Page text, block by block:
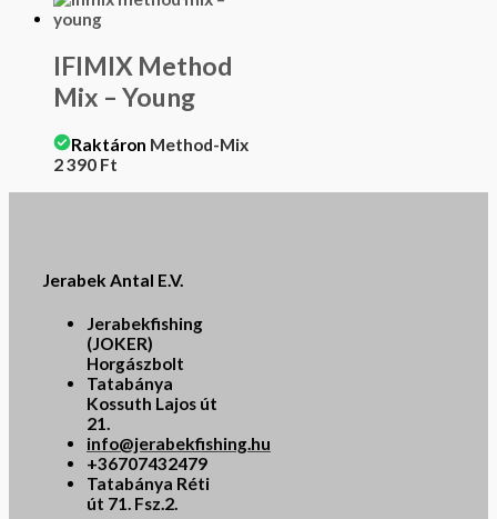
IFIMIX Method
Mix – Young
Raktáron Method-Mix
2 390 Ft
Jerabek Antal E.V.
Jerabekfishing
(JOKER)
Horgászbolt
Tatabánya
Kossuth Lajos út
21.
info@jerabekfishing.hu
+36707432479
Tatabánya Réti
út 71. Fsz.2.